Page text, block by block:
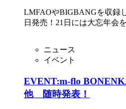
LMFAOやBIGBANGを収録
日発売！21日には大忘年会
ニュース
イベント
EVENT:m-flo
他 随時発表！